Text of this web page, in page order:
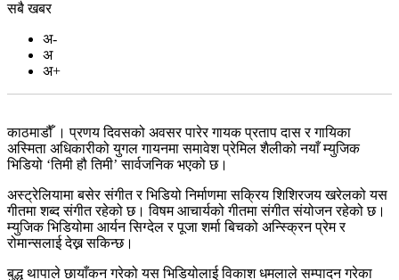
सबै खबर
अ-
अ
अ+
काठमाडौँ । प्रणय दिवसको अवसर पारेर गायक प्रताप दास र गायिका
अस्मिता अधिकारीको युगल गायनमा समावेश प्रेमिल शैलीको नयाँ म्युजिक
भिडियो ‘तिमी हौ तिमी’ सार्वजनिक भएको छ।
अस्ट्रेलियामा बसेर संगीत र भिडियो निर्माणमा सक्रिय शिशिरजय खरेलको यस
गीतमा शब्द संगीत रहेको छ। विषम आचार्यको गीतमा संगीत संयोजन रहेको छ।
म्युजिक भिडियोमा आर्यन सिग्देल र पूजा शर्मा बिचको अन्स्क्रिन प्रेम र
रोमान्सलाई देख्न सकिन्छ।
बुद्ध थापाले छायाँकन गरेको यस भिडियोलाई विकाश धमलाले सम्पादन गरेका